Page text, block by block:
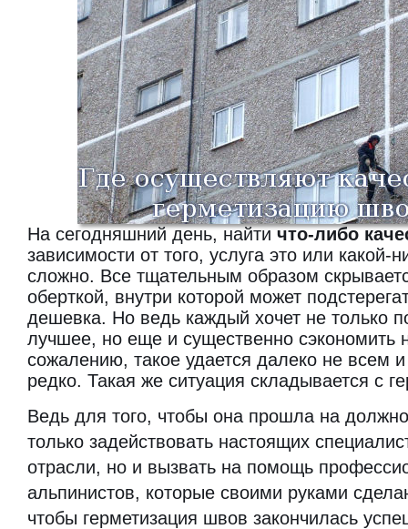
На сегодняшний день, найтичто-либо
зависимости от того, услуга это или какой-
сложно. Все тщательным образом
оберткой, внутри которой может
дешевка. Но ведь каждый хочет не только
лучшее, но еще и существенно сэкономить
сожалению, такое удается далеко не всем и
редко. Такая же ситуация складывается с
Ведь для того, чтобы она прошла на
только задействовать настоящих
отрасли, но и вызвать на помощь
альпинистов, которые своими руками
чтобы герметизация швов закончилась